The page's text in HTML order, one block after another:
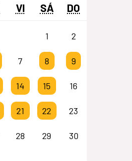
VI SÁ DO
1 2
7 8 9
14 15 16
21 22 23
28 29 30